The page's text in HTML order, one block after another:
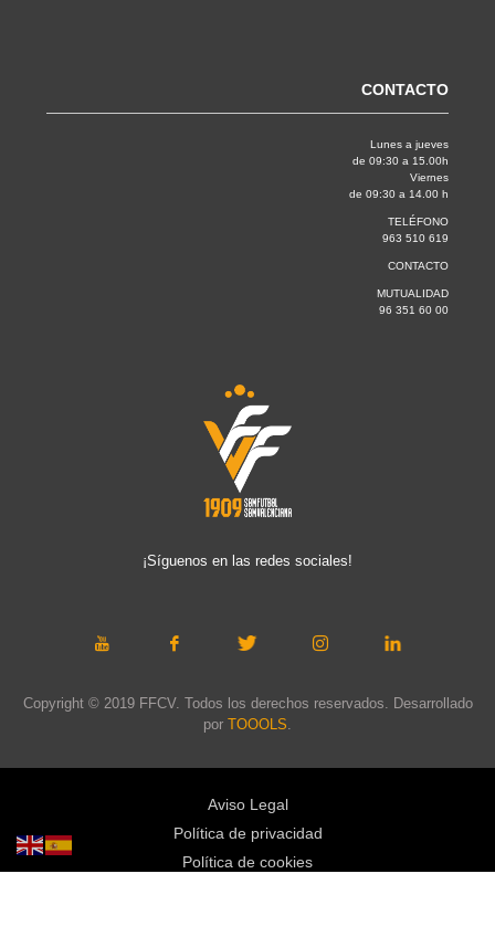
CONTACTO
Lunes a jueves
de 09:30 a 15.00h
Viernes
de 09:30 a 14.00 h
TELÉFONO
963 510 619
CONTACTO
MUTUALIDAD
96 351 60 00
¡Síguenos en las redes sociales!
Copyright © 2019 FFCV. Todos los derechos reservados. Desarrollado
por TOOOLS
Aviso Legal
Política de privacidad
Política de cookies